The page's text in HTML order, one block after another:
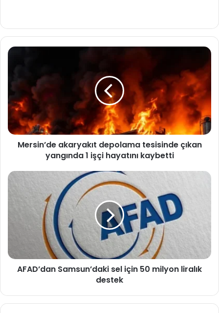
Mersin’de
tesisinde
çıkan
yangında
1
işçi
hayatını
kaybetti
Mersin’de akaryakıt depolama tesisinde çıkan
yangında 1 işçi hayatını kaybetti
AFAD’dan
Samsun’daki
AFAD’dan Samsun’daki sel için 50 milyon liralık
destek